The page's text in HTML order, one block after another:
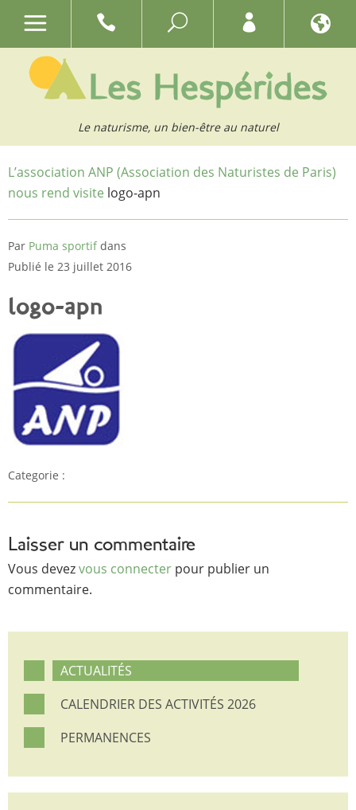
Le naturisme, un bien-être au naturel
L’association ANP (Association des Naturistes de Paris)
nous rend visite logo-apn
Par Puma sportif dans
Publié le 23 juillet 2016
logo-apn
Categorie :
Laisser un commentaire
Vous devezvous connecter pour publier un
commentaire.
ACTUALITÉS
CALENDRIER DES ACTIVITÉS 2026
PERMANENCES